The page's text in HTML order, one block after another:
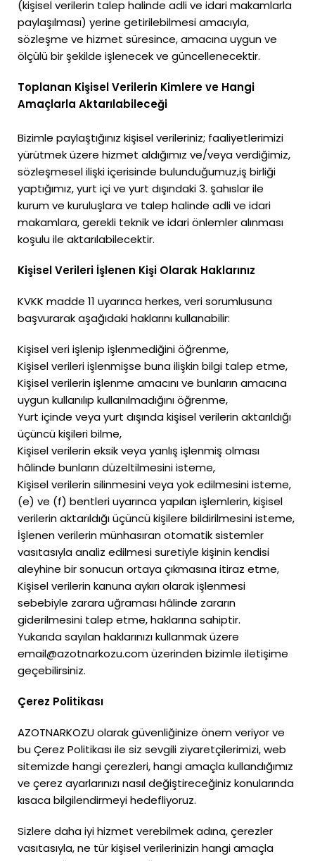
(kişisel verilerin talep halinde adli ve idari makamlarla
paylaşılması) yerine getirilebilmesi amacıyla,
sözleşme ve hizmet süresince, amacına uygun ve
ölçülü bir şekilde işlenecek ve güncellenecektir.
Toplanan Kişisel Verilerin Kimlere ve Hangi
Amaçlarla Aktarılabileceği
Bizimle paylaştığınız kişisel verileriniz; faaliyetlerimizi
yürütmek üzere hizmet aldığımız ve/veya verdiğimiz,
sözleşmesel ilişki içerisinde bulunduğumuz,iş birliği
yaptığımız, yurt içi ve yurt dışındaki 3. şahıslar ile
kurum ve kuruluşlara ve talep halinde adli ve idari
makamlara, gerekli teknik ve idari önlemler alınması
koşulu ile aktarılabilecektir.
Kişisel Verileri İşlenen Kişi Olarak Haklarınız
KVKK madde 11 uyarınca herkes, veri sorumlusuna
başvurarak aşağıdaki haklarını kullanabilir:
Kişisel veri işlenip işlenmediğini öğrenme,
Kişisel verileri işlenmişse buna ilişkin bilgi talep etme,
Kişisel verilerin işlenme amacını ve bunların amacına
uygun kullanılıp kullanılmadığını öğrenme,
Yurt içinde veya yurt dışında kişisel verilerin aktarıldığı
üçüncü kişileri bilme,
Kişisel verilerin eksik veya yanlış işlenmiş olması
hâlinde bunların düzeltilmesini isteme,
Kişisel verilerin silinmesini veya yok edilmesini isteme,
(e) ve (f) bentleri uyarınca yapılan işlemlerin, kişisel
verilerin aktarıldığı üçüncü kişilere bildirilmesini isteme,
İşlenen verilerin münhasıran otomatik sistemler
vasıtasıyla analiz edilmesi suretiyle kişinin kendisi
aleyhine bir sonucun ortaya çıkmasına itiraz etme,
Kişisel verilerin kanuna aykırı olarak işlenmesi
sebebiyle zarara uğraması hâlinde zararın
giderilmesini talep etme, haklarına sahiptir.
Yukarıda sayılan haklarınızı kullanmak üzere
email@azotnarkozu.com üzerinden bizimle iletişime
geçebilirsiniz.
Çerez Politikası
AZOTNARKOZU olarak güvenliğinize önem veriyor ve
bu Çerez Politikası ile siz sevgili ziyaretçilerimizi, web
sitemizde hangi çerezleri, hangi amaçla kullandığımız
ve çerez ayarlarınızı nasıl değiştireceğiniz konularında
kısaca bilgilendirmeyi hedefliyoruz.
Sizlere daha iyi hizmet verebilmek adına, çerezler
vasıtasıyla, ne tür kişisel verilerinizin hangi amaçla